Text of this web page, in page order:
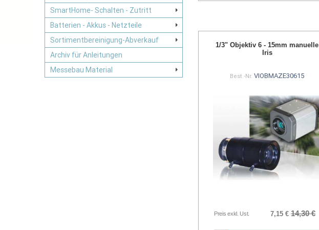
1/3" Objektiv 6 - 15mm manuelle
Iris
Best.-Nr.VIOBMAZE30615
Preis exkl. Ust. 7,15 € 14,30 €
SmartHome- Schalten - Zutritt
Batterien - Akkus - Netzteile
Sortimentbereinigung-Abverkauf
Archiv für Anleitungen
Messebau Material